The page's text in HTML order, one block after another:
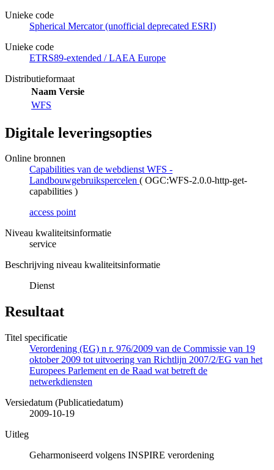
Unieke code
Spherical Mercator (unofficial deprecated ESRI)
Unieke code
ETRS89-extended / LAEA Europe
Distributieformaat
Naam Versie
WFS
Digitale leveringsopties
Online bronnen
Capabilities van de webdienst WFS -
Landbouwgebruikspercelen ( OGC:WFS-2.0.0-http-get-
capabilities )
access point
Niveau kwaliteitsinformatie
service
Beschrijving niveau kwaliteitsinformatie
Dienst
Resultaat
Titel specificatie
Verordening (EG) n r. 976/2009 van de Commissie van 19
oktober 2009 tot uitvoering van Richtlijn 2007/2/EG van het
Europees Parlement en de Raad wat betreft de
netwerkdiensten
Versiedatum (Publicatiedatum)
2009-10-19
Uitleg
Geharmoniseerd volgens INSPIRE verordening